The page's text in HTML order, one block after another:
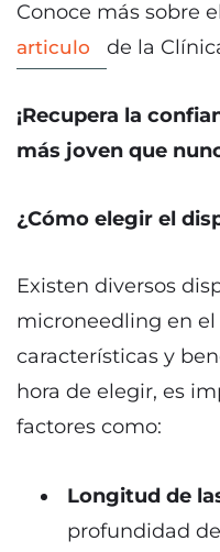
Conoce más sobre el
articulo
de la
¡Recupera la
más joven que
¿Cómo elegir el
Existen diversos
microneedling en
características y
hora de elegir, es
factores como:
Longitud de
profundidad